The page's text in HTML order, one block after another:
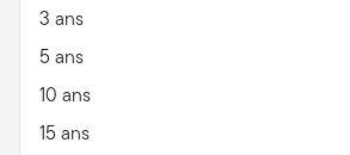
3 ans
5 ans
10 ans
15 ans